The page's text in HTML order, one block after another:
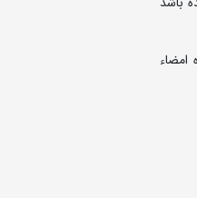
امضاء